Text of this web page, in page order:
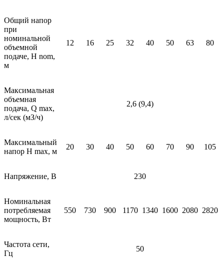
Общий напор
при
номинальной
объемной
подаче, Н nom,
м
12 16 25 32 40 50 63 80
Максимальная
объемная
подача, Q mах,
л/сек (мЗ/ч)
2,6 (9,4)
Максимальный
напор Н mах, м
20 30 40 50 60 70 90 105
Напряжение, В 230
Номинальная
потребляемая
мощность, Вт
550 730 900 1170 1340 1600 2080 2820
Частота сети,
Гц
50